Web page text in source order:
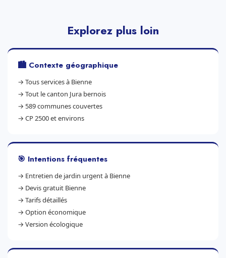
Explorez plus loin
🏙️ Contexte géographique
→ Tous services à Bienne
→ Tout le canton Jura bernois
→ 589 communes couvertes
→ CP 2500 et environs
🎯 Intentions fréquentes
→ Entretien de jardin urgent à Bienne
→ Devis gratuit Bienne
→ Tarifs détaillés
→ Option économique
→ Version écologique